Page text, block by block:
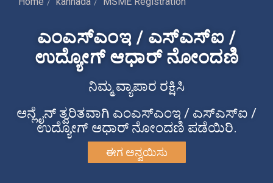
ಎಂಎಸ್ಎಂಇ / ಎಸ್ಎಸ್ಐ /
ಉದ್ಯೋಗ್ ಆಧಾರ್ ನೋಂದಣಿ
ನಿಮ್ಮ ವ್ಯಾಪಾರ ರಕ್ಷಿಸಿ
ಆನ್ಲೈನ್ ತ್ವರಿತವಾಗಿ ಎಂಎಸ್ಎಂಇ / ಎಸ್ಎಸ್ಐ /
ಉದ್ಯೋಗ್ ಆಧಾರ್ ನೋಂದಣಿ ಪಡೆಯಿರಿ.
ಈಗ ಅನ್ವಯಿಸು